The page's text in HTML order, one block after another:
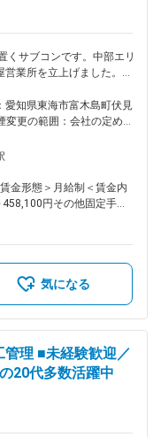
サブコンです。中部エリ
業所を立上げました。
ビル、工場などの大型な
多様です。 強電領域に
）を担当いただきます。
魅力： ◇ア
％・平均勤続年数15年以
負担するなど、サポート
。 ◇特別賞…受注に対して
との取引も多く、業界と
社です！ ◇通信設備をはじ
フィスや工場、マンショ
れの環境に合わせた最適
える課題を解決すること
応援しています。バレー
応援に行きます（業務調
愛知県東海市富木島町伏見
変更の範囲：会社の定め
金形態＞月給制＜賃金内
円その他固定手当/
■昇給：年1回（4月）※賞
ます。賃金はあくまでも
下する可能性があります。
気になる
管理 ■未経験歓迎／
20代多数活躍中